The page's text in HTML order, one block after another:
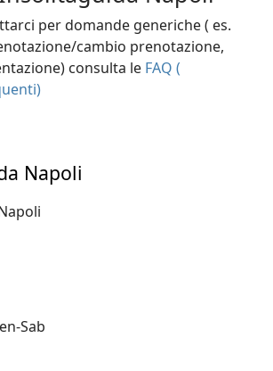
per domande generiche ( es.
cambio prenotazione,
consulta le FAQ (
Napoli
Sab